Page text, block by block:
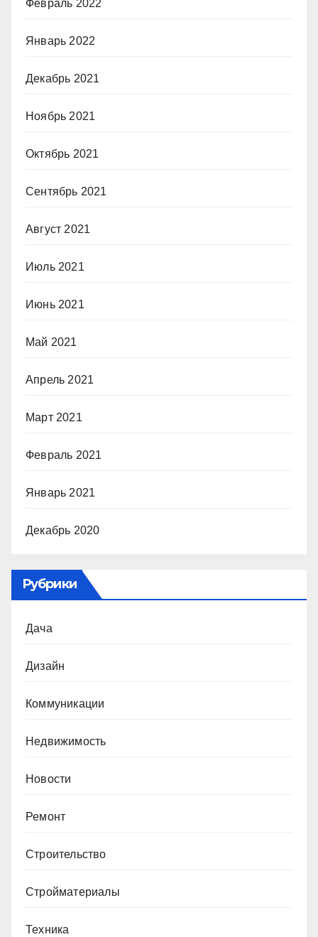
Февраль 2022
Январь 2022
Декабрь 2021
Ноябрь 2021
Октябрь 2021
Сентябрь 2021
Август 2021
Июль 2021
Июнь 2021
Май 2021
Апрель 2021
Март 2021
Февраль 2021
Январь 2021
Декабрь 2020
Рубрики
Дача
Дизайн
Коммуникации
Недвижимость
Новости
Ремонт
Строительство
Стройматериалы
Техника